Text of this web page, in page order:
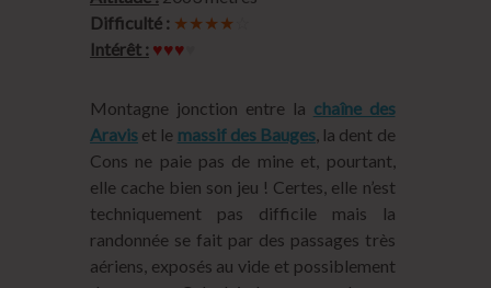
Difficulté : ★★★★
Intérêt : ♥♥♥
Montagne jonction entre la chaîne des
Aravis et le massif des Bauges, la dent de
Cons ne paie pas de mine et, pourtant,
elle cache bien son jeu ! Certes, elle n’est
techniquement pas difficile mais la
randonnée se fait par des passages très
aériens, exposés au vide et possiblement